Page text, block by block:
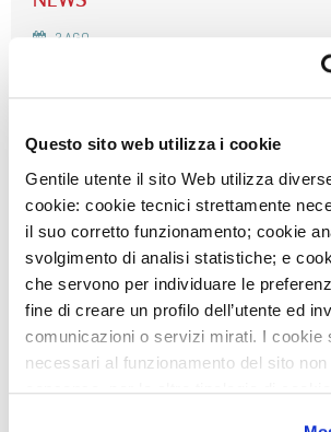
Questo sito web utilizza i cookie
Gentile utente il sito Web utilizza
cookie: cookie tecnici strettamente
il suo corretto funzionamento; cookie
svolgimento di analisi statistiche; e
che servono per individuare le
fine di creare un profilo dell’utente ed
comunicazioni o servizi mirati. I cookie
necessari al funzionamento del sito
consenso, per le altre tipologie di
3 AGO
IEO E MONZINO, MODELLI DI OSPEDALI
DIVENTA VOLONTARIO SOTTOVOCE: UN
FA LA DIFFERENZA
AVVISO: CHIUSURA SERVIZI
8LUG
NIGHT RUN MONZINO: PUNTO ISCRIZIONI
16/7